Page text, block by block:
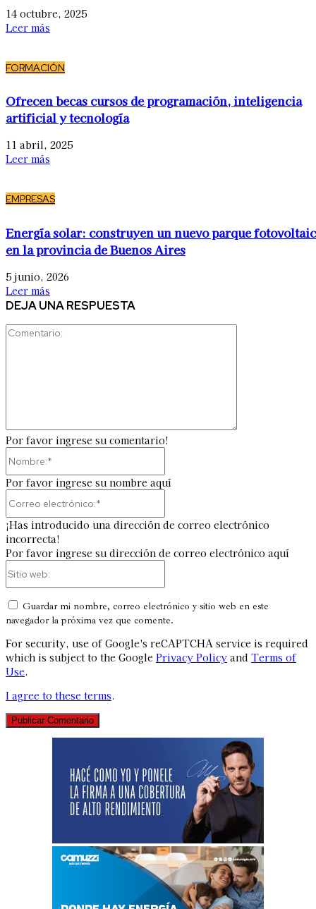
14 octubre, 2025
Leer más
FORMACIÓN
Ofrecen becas cursos de programación, inteligencia
artificial y tecnología
11 abril, 2025
Leer más
EMPRESAS
Energía solar: construyen un nuevo parque
en la provincia de Buenos Aires
5 junio, 2026
Leer más
DEJA UNA RESPUESTA
Por favor ingrese su comentario!
Por favor ingrese su nombre aquí
¡Has introducido una dirección de correo electrónico
incorrecta!
Por favor ingrese su dirección de correo electrónico aquí
Guardar mi nombre, correo electrónico y sitio web en este
navegador la próxima vez que comente.
For security, use of Google's reCAPTCHA service is required
which is subject to the Google Privacy Policy and Terms of
Use.
I agree to these terms.